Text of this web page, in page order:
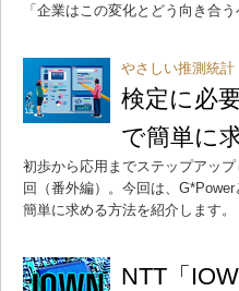
「企業はこの変化とどう向き合
やさしい推測統計
検定に必
で簡単に
初歩から応用までステップアッ
回（番外編）。今回は、
簡単に求める方法を紹介します。
NTT「